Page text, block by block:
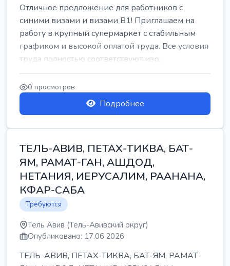
Отличное предложение для работников с
синими визами и визами B1! Приглашаем на
работу в крупный супермаркет с стабильным
графиком и высокой оплатой труда. Все условия
труда полностью соответствуют изр...
0 просмотров
Подробнее
ТЕЛЬ-АВИВ, ПЕТАХ-ТИКВА, БАТ-
ЯМ, РАМАТ-ГАН, АШДОД,
НЕТАНИЯ, ИЕРУСАЛИМ, РААНАНА,
КФАР-САБА
Требуются
Тель Авив (Тель-Авивский округ)
Опубликовано: 17.06.2026
ТЕЛЬ-АВИВ, ПЕТАХ-ТИКВА, БАТ-ЯМ, РАМАТ-